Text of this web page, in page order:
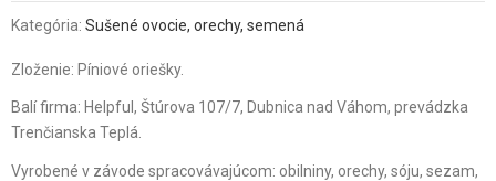
Kategória: Sušené ovocie, orechy, semená
Zloženie: Píniové oriešky.
Balí firma: Helpful, Štúrova 107/7, Dubnica nad Váhom, prevádzka
Trenčianska Teplá.
Vyrobené v závode spracovávajúcom: obilniny, orechy, sóju, sezam,